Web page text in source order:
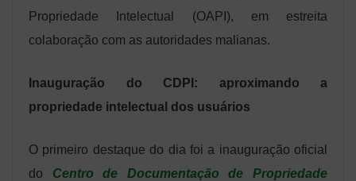
Propriedade Intelectual (OAPI), em estreita
colaboração com as autoridades malianas.
Inauguração do CDPI: aproximando a
propriedade intelectual dos usuários
O primeiro destaque do dia foi a inauguração oficial
do Centro de Documentação de Propriedade